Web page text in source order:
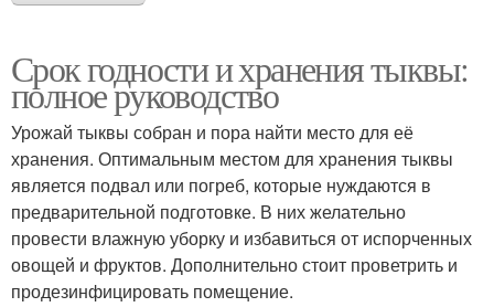
Срок годности и хранения тыквы:
полное руководство
Урожай тыквы собран и пора найти место для её
хранения. Оптимальным местом для хранения тыквы
является подвал или погреб, которые нуждаются в
предварительной подготовке. В них желательно
провести влажную уборку и избавиться от испорченных
овощей и фруктов. Дополнительно стоит проветрить и
продезинфицировать помещение.